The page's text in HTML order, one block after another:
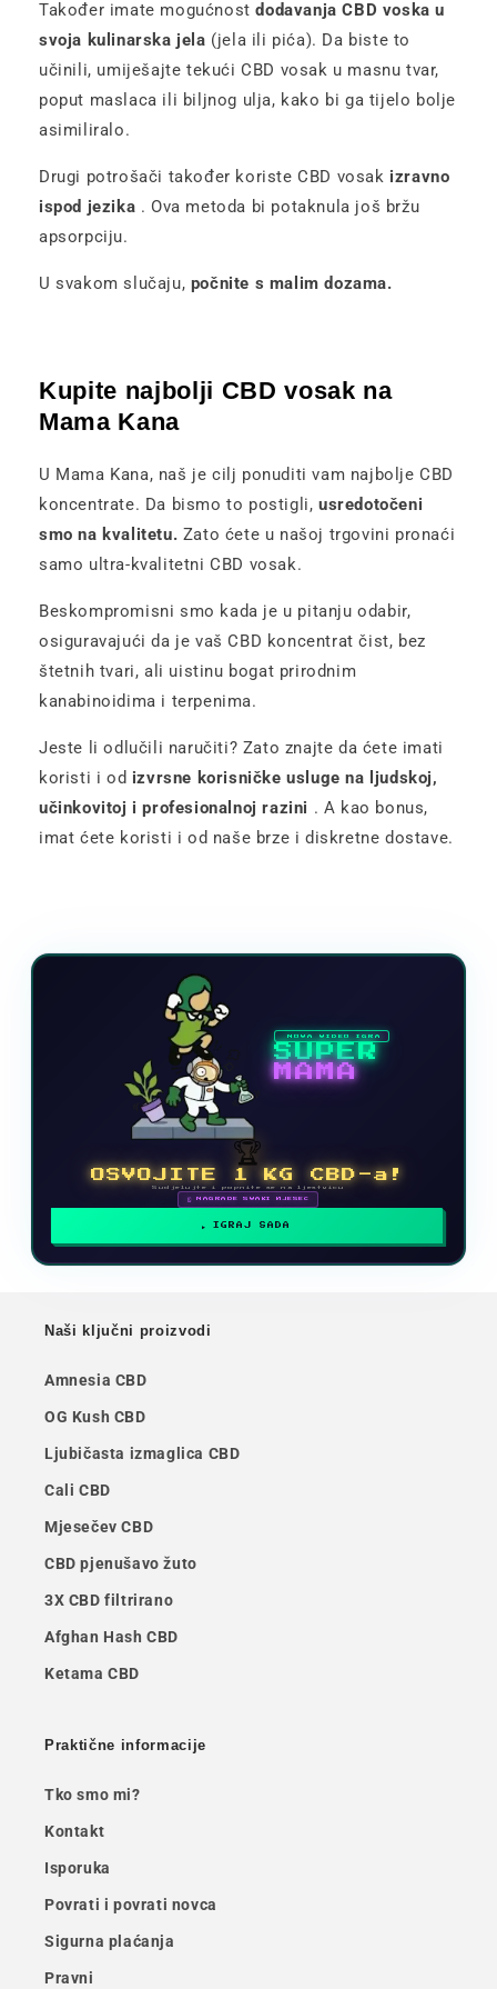
Također imate mogućnostdodavanja CBD voska u
svoja kulinarska jela (jela ili pića). Da biste to
učinili, umiješajte tekući CBD vosak u masnu tvar,
poput maslaca ili biljnog ulja, kako bi ga tijelo bolje
asimiliralo.
Drugi potrošači također koriste CBD vosak izravno
ispod jezika . Ova metoda bi potaknula još bržu
apsorpciju.
U svakom slučaju, počnite s malim dozama.
Kupite najbolji CBD vosak na
Mama Kana
U Mama Kana, naš je cilj ponuditi vam najbolje CBD
koncentrate. Da bismo to postigli,usredotočeni
smo na kvalitetu. Zato ćete u našoj trgovini pronaći
samo ultra-kvalitetni CBD vosak.
Beskompromisni smo kada je u pitanju odabir,
osiguravajući da je vaš CBD koncentrat čist, bez
štetnih tvari, ali uistinu bogat prirodnim
kanabinoidima i terpenima.
Jeste li odlučili naručiti? Zato znajte da ćete imati
koristi i od izvrsne korisničke usluge na ljudskoj,
učinkovitoj i profesionalnoj razini . A kao bonus,
imat ćete koristi i od naše brze i diskretne dostave.
NOVA VIDEO IGRA
SUPER
MAMA
🏆
OSVOJITE 1 KG CBD-a!
Sudjelujte i popnite se na ljestvicu
🗓 NAGRADE SVAKI MJESEC
IGRAJ SADA
Naši ključni proizvodi
Amnesia CBD
OG Kush CBD
Ljubičasta izmaglica CBD
Cali CBD
Mjesečev CBD
CBD pjenušavo žuto
3X CBD filtrirano
Afghan Hash CBD
Ketama CBD
Praktične informacije
Tko smo mi?
Kontakt
Isporuka
Povrati i povrati novca
Sigurna plaćanja
Pravni